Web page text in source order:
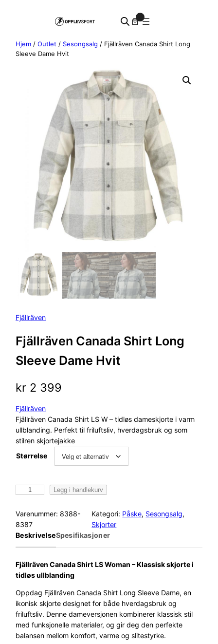
Hjem / Outlet / Sesongsalg / Fjällräven Canada Shirt Long
Sleeve Dame Hvit
Fjällräven
Fjällräven Canada Shirt Long
Sleeve Dame Hvit
kr 2 399
Fjällräven
Fjällräven Canada Shirt LS W – tidløs dameskjorte i varm
ullblanding. Perfekt til friluftsliv, hverdagsbruk og som
stilren skjortejakke
Størrelse
ä
l
l
v
e
C
a
n
a
d
Legg i handlekurv
Varenummer: 8388-
8387
Kategori: Påske, Sesongsalg
Skjorter
BeskrivelseSpesifikasjoner
Fjällräven Canada Shirt LS Woman – Klassisk skjorte i
tidløs ullblanding
Oppdag Fjällräven Canada Shirt Long Sleeve Dame, en
ikonisk skjorte designet for både hverdagsbruk og
friluftsliv. Denne dameversjonen kombinerer klassisk stil
med funksjonelle materialer, og gir deg den perfekte
balansen mellom komfort, varme og slitestyrke.